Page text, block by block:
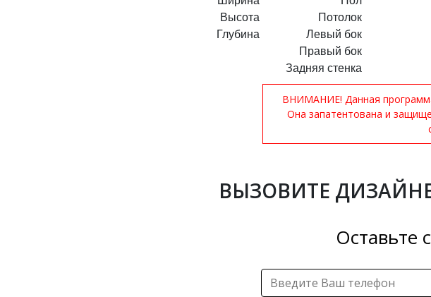
Высота
Глубина
Потолок
Левый бок
Правый бок
Задняя стенка
ВНИМАНИЕ! Данная
Она запатентована и
ВЫЗОВИТЕ
Оставьте